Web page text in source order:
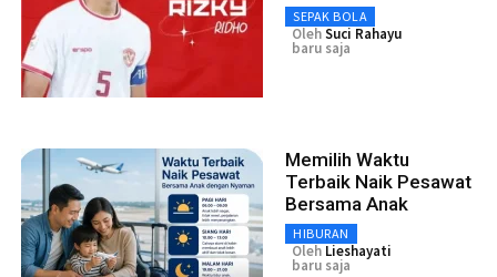
SEPAK BOLA
OlehSuci Rahayu
baru saja
Memilih Waktu
Terbaik Naik Pesawat
Bersama Anak
HIBURAN
Oleh Lieshayati
baru saja